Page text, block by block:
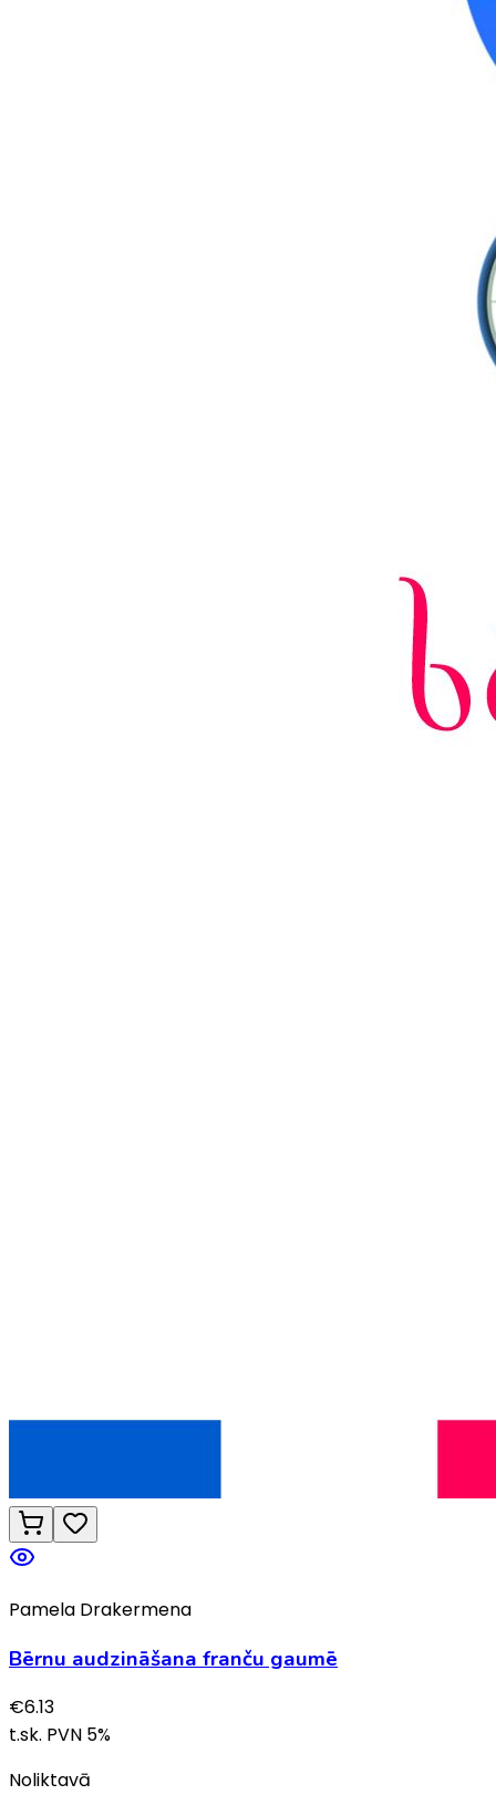
Pamela Drakermena
Bērnu audzināšana franču gaumē
€6.13
t.sk. PVN 5%
Noliktavā